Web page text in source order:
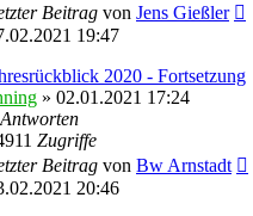
Beitrag von Jens Gießler
19:47
2020 - Fortsetzung
» 02.01.2021 17:24
Antworten
Zugriffe
Beitrag von Bw Arnstadt
20:46